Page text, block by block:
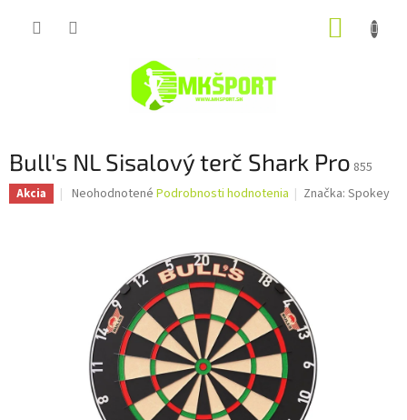
Bull's NL Sisalový terč Shark Pro 855
Akcia
Priemerné
hviezdičiek.
Neohodnotené Podrobnosti hodnotenia Značka:Spokey